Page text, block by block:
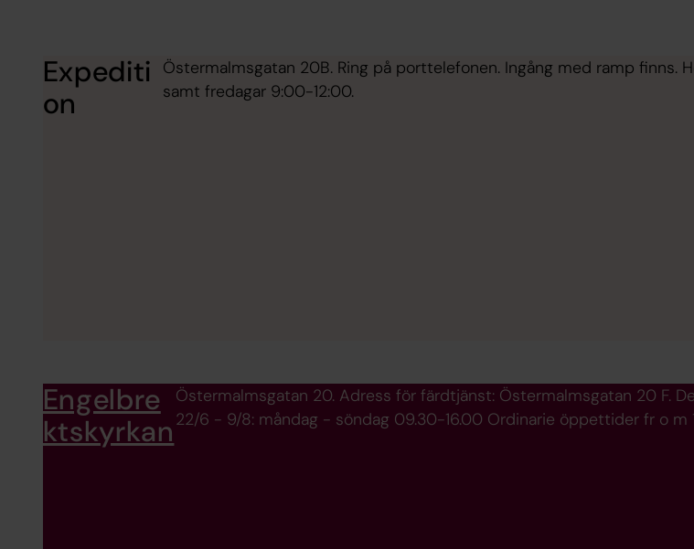
Expediti
on
Östermalmsgatan 20B. Ring på porttelefonen. Ingång med ramp finns.
samt fredagar 9:00-12:00.
Engelbre
ktskyrkan
Östermalmsgatan 20. Adress för färdtjänst: Östermalmsgatan 20 F.
22/6 - 9/8: måndag - söndag 09.30-16.00 Ordinarie öppettider fr o m